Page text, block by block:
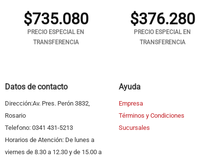
$735.080
PRECIO ESPECIAL EN
TRANSFERENCIA
$376.280
PRECIO ESPECIAL EN
TRANSFERENCIA
Datos de contacto
Dirección:Av. Pres. Perón 3832,
Rosario
Telefono: 0341 431-5213
Horarios de Atención: De lunes a
viernes de 8.30 a 12.30 y de 15.00 a
Ayuda
Empresa
Términos y Condiciones
Sucursales